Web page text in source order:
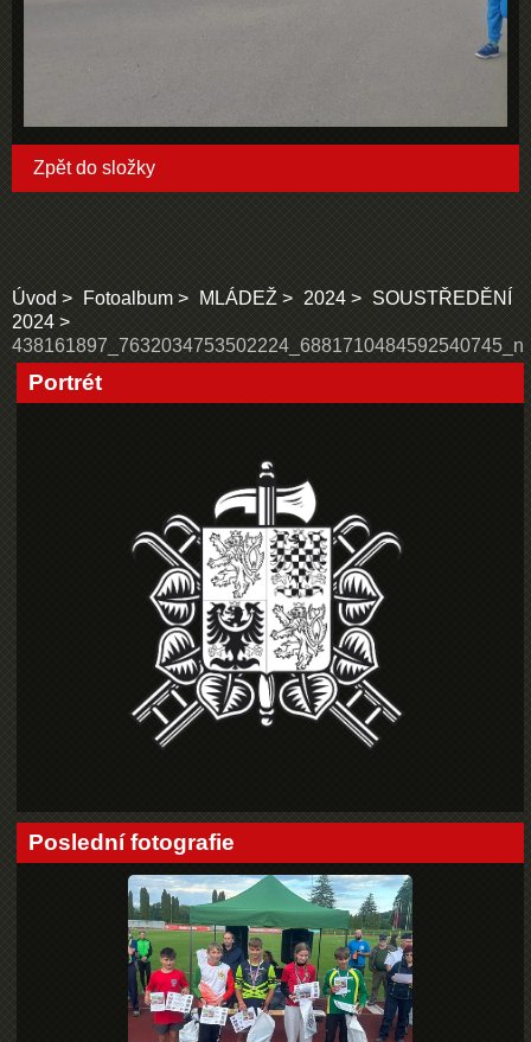
Zpět do složky
Úvod Fotoalbum MLÁDEŽ 2024
SOUSTŘEDĚNÍ
2024
438161897_7632034753502224_6881710484592540745_n
Portrét
Poslední fotografie